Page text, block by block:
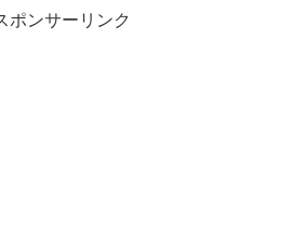
ポンサーリンク